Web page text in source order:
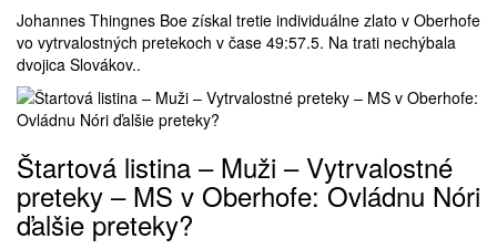
Johannes Thingnes Boe získal tretie individuálne zlato v Oberhofe
vo vytrvalostných pretekoch v čase 49:57.5. Na trati nechýbala
dvojica Slovákov..
Štartová listina – Muži – Vytrvalostné
preteky – MS v Oberhofe: Ovládnu Nóri
ďalšie preteky?